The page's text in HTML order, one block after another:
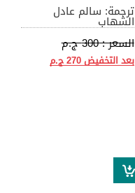
ترجمة: سالم عادل
الشهاب
السعر :300 ج.م
بعد التخفيض270 ج.م